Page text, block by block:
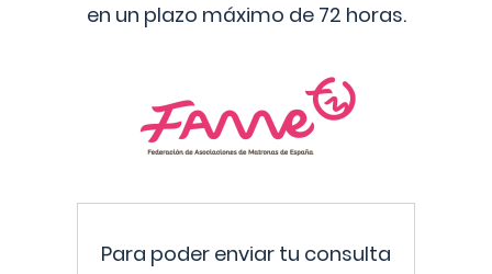
en un plazo máximo de 72 horas.
Para poder enviar tu consulta